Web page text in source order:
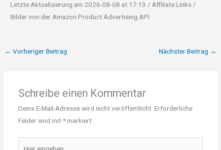
Letzte Aktualisierung am 2026-08-08 at 17:13 / Affiliate Links /
Bilder von der Amazon Product Advertising API
← Vorheriger Beitrag Nächster Beitrag →
Schreibe einen Kommentar
Deine E-Mail-Adresse wird nicht veröffentlicht. Erforderliche
Felder sind mit*markiert